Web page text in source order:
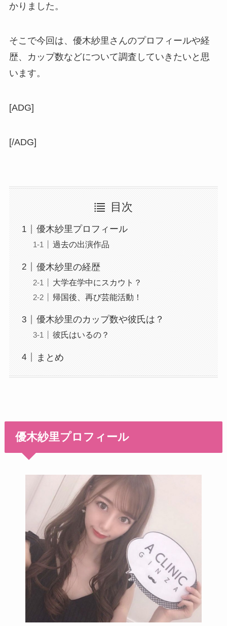
かりました。
そこで今回は、 優木紗里さんのプロフィールや経
歴、カップ数などについて調査していきたいと思
います。
[ADG]
[/ADG]
目次
優木紗里プロフィール
過去の出演作品
優木紗里の経歴
大学在学中にスカウト？
帰国後、再び芸能活動！
優木紗里のカップ数や彼氏は？
彼氏はいるの？
まとめ
優木紗里プロフィール